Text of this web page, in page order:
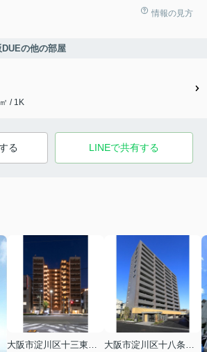
情報の見方
の他の部屋
/ 1K
る LINEで共有する
大阪市淀川区十三東１丁目
大阪市淀川区十八条２丁目